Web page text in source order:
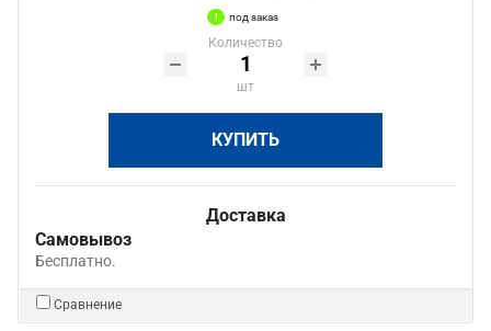
под заказ
Количество
шт
КУПИТЬ
Доставка
Самовывоз
Бесплатно.
Сравнение